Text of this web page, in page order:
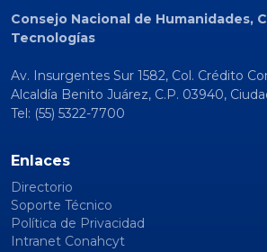
Consejo Nacional de Humanidades,
Tecnologías
Av. Insurgentes Sur 1582, Col. Crédito
Alcaldía Benito Juárez, C.P. 03940,
Tel: (55) 5322-7700
Enlaces
Directorio
Soporte Técnico
Política de Privacidad
Intranet Conahcyt